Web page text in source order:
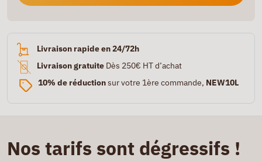
Livraison rapide en 24/72h
Livraison gratuite Dès 250€ HT d’achat
10% de réductionsur votre 1ère commande, NEW10L
Nos tarifs sont dégressifs !